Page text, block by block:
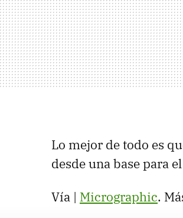
Lo mejor de todo es
desde una base para
Vía | Micrographic.